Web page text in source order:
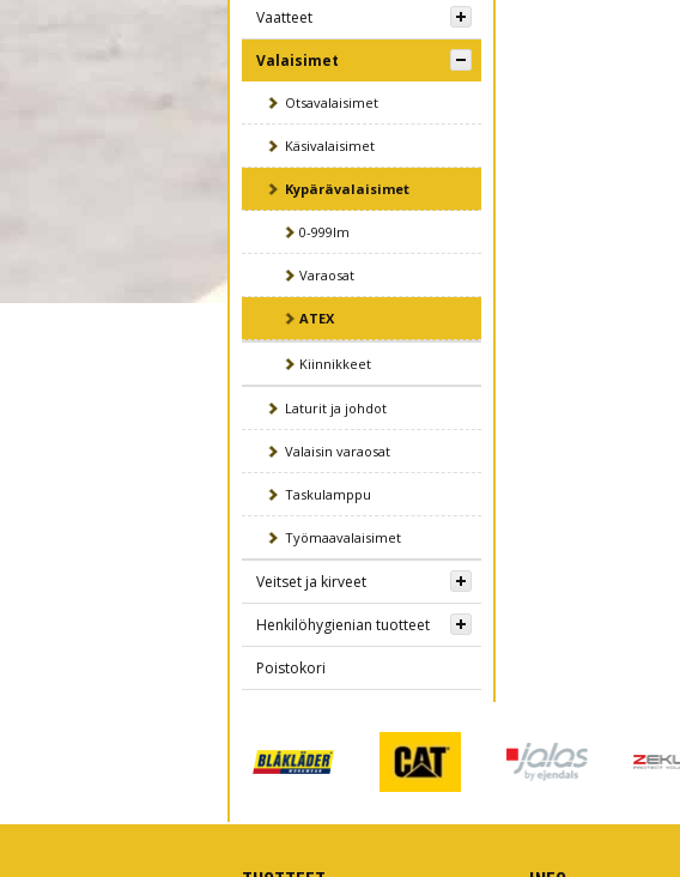
Vaatteet
Valaisimet
Otsavalaisimet
Käsivalaisimet
Kypärävalaisimet
0-999lm
Varaosat
ATEX
Kiinnikkeet
Laturit ja johdot
Valaisin varaosat
Taskulamppu
Työmaavalaisimet
Veitset ja kirveet
Henkilöhygienian tuotteet
Poistokori